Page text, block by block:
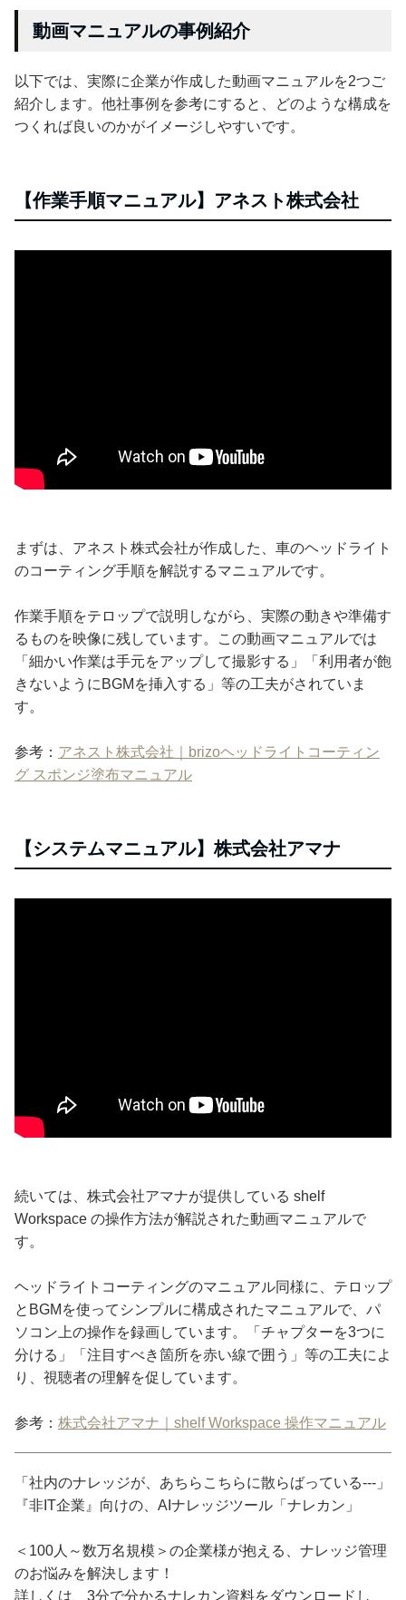
動画マニュアルの事例紹介
以下では、実際に企業が作成した動画マニュアルを2つご
紹介します。他社事例を参考にすると、どのような構成を
つくれば良いのかがイメージしやすいです。
【作業手順マニュアル】アネスト株式会社
まずは、アネスト株式会社が作成した、車のヘッドライト
のコーティング手順を解説するマニュアルです。
作業手順をテロップで説明しながら、実際の動きや準備す
るものを映像に残しています。この動画マニュアルでは
「細かい作業は手元をアップして撮影する」「利用者が飽
きないようにBGMを挿入する」等の工夫がされていま
す。
参考： アネスト株式会社｜brizoヘッドライトコーティン
グ スポンジ塗布マニュアル
【システムマニュアル】株式会社アマナ
続いては、株式会社アマナが提供している shelf
Workspace の操作方法が解説された動画マニュアルで
す。
ヘッドライトコーティングのマニュアル同様に、テロップ
とBGMを使ってシンプルに構成されたマニュアルで、パ
ソコン上の操作を録画しています。「チャプターを3つに
分ける」「注目すべき箇所を赤い線で囲う」等の工夫によ
り、視聴者の理解を促しています。
参考： 株式会社アマナ｜shelf Workspace 操作マニュアル
「社内のナレッジが、あちらこちらに散らばっている---」
『非IT企業』向けの、AIナレッジツール「ナレカン」
＜100人～数万名規模＞の企業様が抱える、ナレッジ管理
のお悩みを解決します！
詳しくは、3分で分かるナレカン資料をダウンロードし